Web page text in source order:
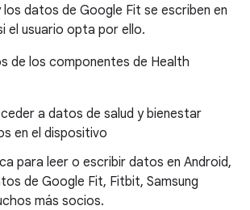
datos de Google Fit se escriben en
el usuario opta por ello.
de los componentes de Health
a datos de salud y bienestar
en el dispositivo
para leer o escribir datos en Android,
de Google Fit, Fitbit, Samsung
más socios.